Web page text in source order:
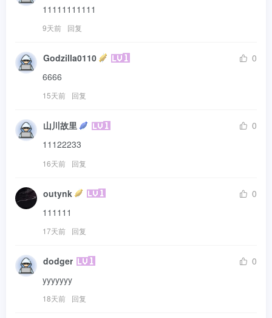
11111111111
9天前 回复
Godzilla0110
0
6666
15天前 回复
山川故里
0
11122233
16天前 回复
outynk
0
111111
17天前 回复
dodger
0
yyyyyyy
18天前 回复